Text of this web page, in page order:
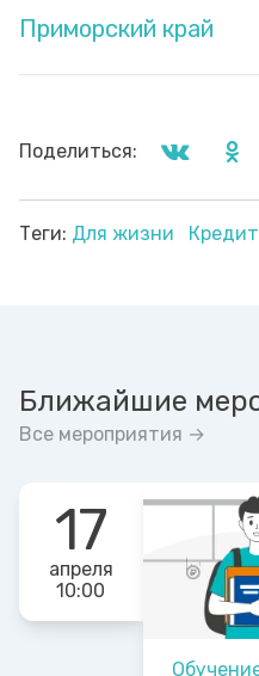
Приморский край
Поделиться:
Теги: Для жизни
Ближайшие
Все мероприятия →
17
апреля
10:00